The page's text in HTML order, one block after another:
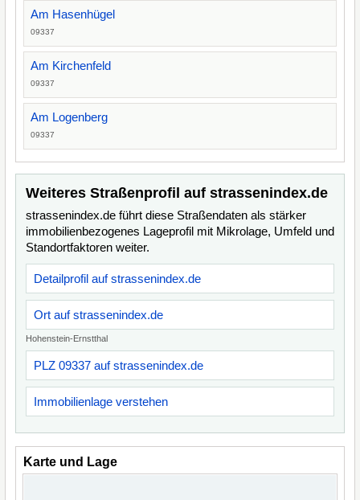
Am Hasenhügel
09337
Am Kirchenfeld
09337
Am Logenberg
09337
Weiteres Straßenprofil auf strassenindex.de
strassenindex.de führt diese Straßendaten als stärker
immobilienbezogenes Lageprofil mit Mikrolage, Umfeld und
Standortfaktoren weiter.
Detailprofil auf strassenindex.de
Ort auf strassenindex.de
Hohenstein-Ernstthal
PLZ 09337 auf strassenindex.de
Immobilienlage verstehen
Karte und Lage